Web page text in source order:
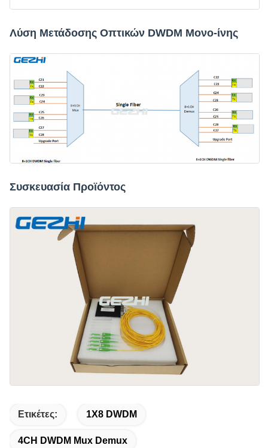
Λύση Μετάδοσης Οπτικών DWDM Μονο-ίνης
Συσκευασία Προϊόντος
Ετικέτες: 1X8 DWDM
4CH DWDM Mux Demux